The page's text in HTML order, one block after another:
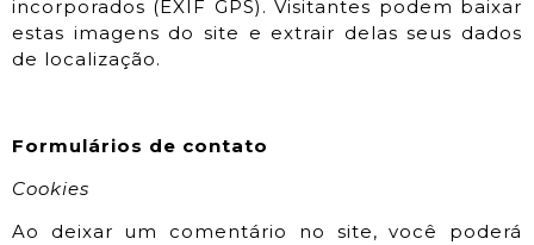
incorporados (EXIF GPS). Visitantes podem baixar
estas imagens do site e extrair delas seus dados
de localização.
Formulários de contato
Cookies
Ao deixar um comentário no site, você poderá